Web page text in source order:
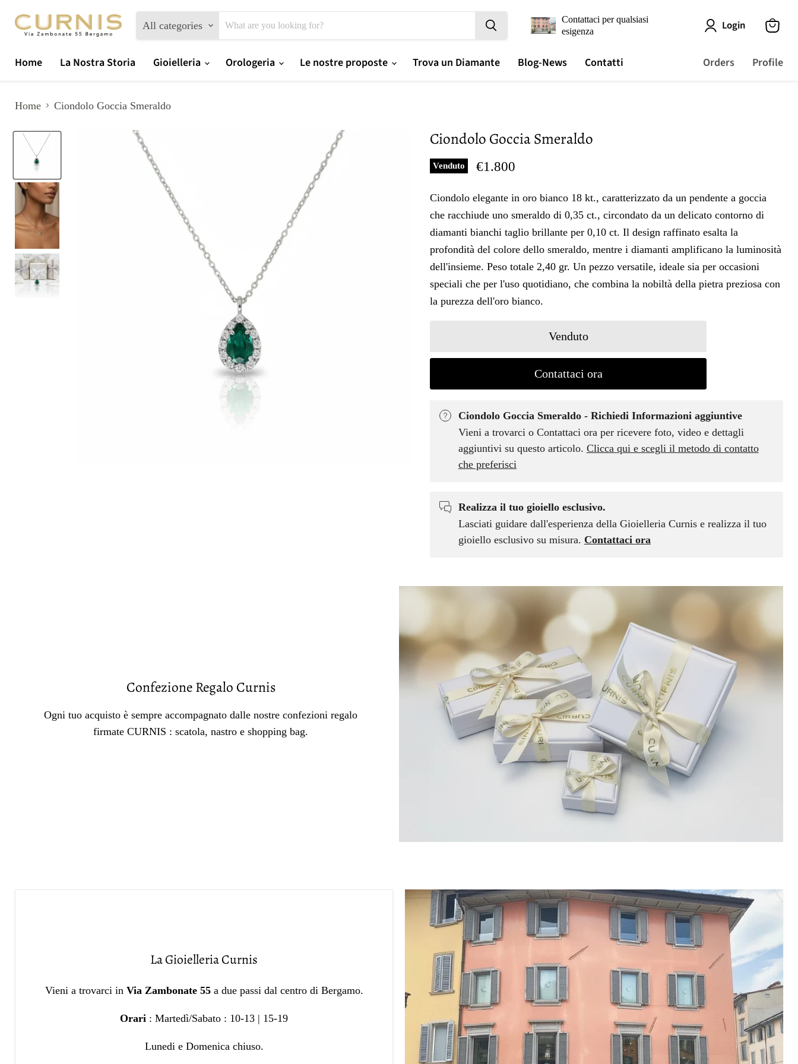
All categories
Contattaci per qualsiasi
esigenza
Login
Home La Nostra Storia Gioielleria Orologeria Le nostre proposte Trova un Diamante Blog-News Contatti Orders Profile
Home Ciondolo Goccia Smeraldo
Ciondolo Goccia Smeraldo
Venduto Prezzo oggi
€1.800
Ciondolo elegante in oro bianco 18 kt., caratterizzato da un pendente a goccia
che racchiude uno smeraldo di 0,35 ct., circondato da un delicato contorno di
diamanti bianchi taglio brillante per 0,10 ct. Il design raffinato esalta la
profondità del colore dello smeraldo, mentre i diamanti amplificano la luminosità
dell'insieme. Peso totale 2,40 gr. Un pezzo versatile, ideale sia per occasioni
speciali che per l'uso quotidiano, che combina la nobiltà della pietra preziosa con
la purezza dell'oro bianco.
Venduto
Contattaci ora
Ciondolo Goccia Smeraldo - Richiedi Informazioni aggiuntive
Vieni a trovarci o Contattaci ora per ricevere foto, video e dettagli
aggiuntivi su questo articolo. Clicca qui e scegli il metodo di contatto
che preferisci
Realizza il tuo gioiello esclusivo.
Lasciati guidare dall'esperienza della Gioielleria Curnis e realizza il tuo
gioiello esclusivo su misura. Contattaci ora
Confezione Regalo Curnis
Ogni tuo acquisto è sempre accompagnato dalle nostre confezioni regalo
firmate CURNIS : scatola, nastro e shopping bag.
La Gioielleria Curnis
Vieni a trovarci in Via Zambonate 55 a due passi dal centro di Bergamo.
Orari : Martedì/Sabato : 10-13 | 15-19
Lunedi e Domenica chiuso.